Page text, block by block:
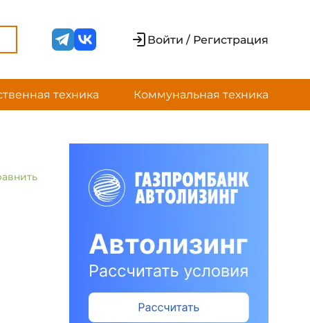
Войти / Регистрация
техника Коммунальная техника